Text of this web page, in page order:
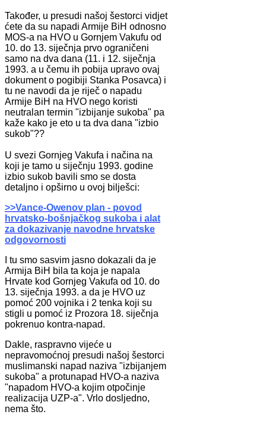
Također, u presudi našoj šestorci vidjet
ćete da su napadi Armije BiH odnosno
MOS-a na HVO u Gornjem Vakufu od
10. do 13. siječnja prvo ograničeni
samo na dva dana (11. i 12. siječnja
1993. a u čemu ih pobija upravo ovaj
dokument o pogibiji Stanka Posavca) i
tu ne navodi da je riječ o napadu
Armije BiH na HVO nego koristi
neutralan termin "izbijanje sukoba" pa
kaže kako je eto u ta dva dana "izbio
sukob"??
U svezi Gornjeg Vakufa i načina na
koji je tamo u siječnju 1993. godine
izbio sukob bavili smo se dosta
detaljno i opširno u ovoj bilješci:
>>Vance-Owenov plan - povod
hrvatsko-bošnjačkog sukoba i alat
za dokazivanje navodne hrvatske
odgovornosti
I tu smo sasvim jasno dokazali da je
Armija BiH bila ta koja je napala
Hrvate kod Gornjeg Vakufa od 10. do
13. siječnja 1993. a da je HVO uz
pomoć 200 vojnika i 2 tenka koji su
stigli u pomoć iz Prozora 18. siječnja
pokrenuo kontra-napad.
Dakle, raspravno vijeće u
nepravomoćnoj presudi našoj šestorci
muslimanski napad naziva "izbijanjem
sukoba" a protunapad HVO-a naziva
"napadom HVO-a kojim otpočinje
realizacija UZP-a". Vrlo dosljedno,
nema što.